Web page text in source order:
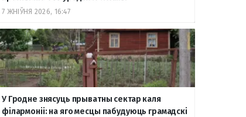
7 ЖНІЎНЯ 2026, 16:47
У Гродне знясуць прыватны сектар каля
філармоніі: на яго месцы пабудуюць грамадскі